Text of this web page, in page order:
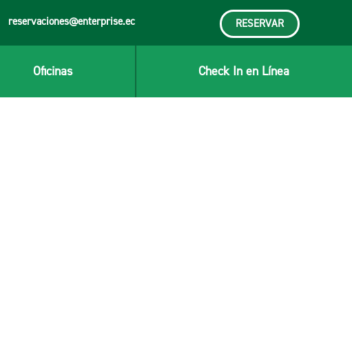
reservaciones@enterprise.ec RESERVAR
Oficinas Check In en Línea